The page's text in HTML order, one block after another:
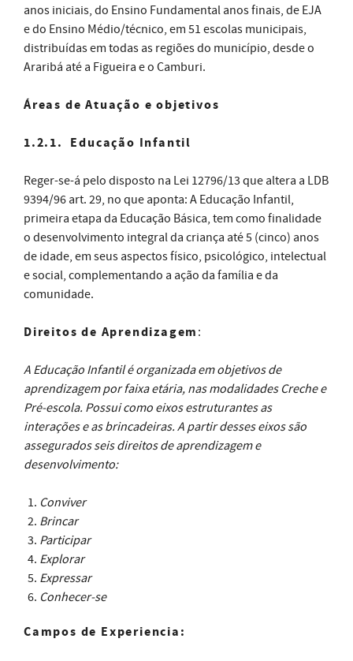
anos iniciais, do Ensino Fundamental anos finais, de EJA
e do Ensino Médio/técnico, em 51 escolas municipais,
distribuídas em todas as regiões do município, desde o
Araribá até a Figueira e o Camburi.
Áreas de Atuação e objetivos
1.2.1. Educação Infantil
Reger-se-á pelo disposto na Lei 12796/13 que altera a LDB
9394/96 art. 29, no que aponta: A Educação Infantil,
primeira etapa da Educação Básica, tem como finalidade
o desenvolvimento integral da criança até 5 (cinco) anos
de idade, em seus aspectos físico, psicológico, intelectual
e social, complementando a ação da família e da
comunidade.
Direitos de Aprendizagem :
A Educação Infantil é organizada em objetivos de
aprendizagem por faixa etária, nas modalidades Creche e
Pré-escola. Possui como eixos estruturantes as
interações e as brincadeiras. A partir desses eixos são
assegurados seis direitos de aprendizagem e
desenvolvimento:
Conviver
Brincar
Participar
Explorar
Expressar
Conhecer-se
Campos de Experiencia: